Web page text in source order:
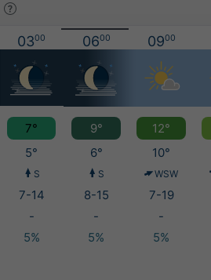
0300 0600 0900
7° 9° 12°
5° 6° 10°
S S WSW
7-14 8-15 7-19
- - -
5% 5% 5%